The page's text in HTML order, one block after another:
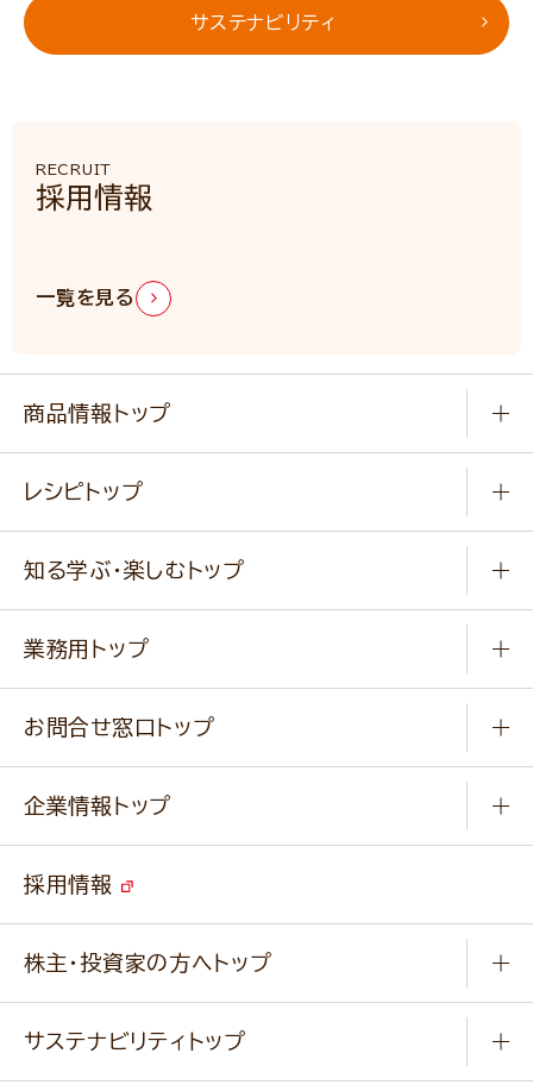
サステナビリティ
採用情報
RECRUIT
一覧を見る
商品情報トップ
健康食品・他
新商品・リニューアル商品
通販サイト一覧
レシピトップ
作り方動画
みなさまのレシピはこちら
知る学ぶ・楽しむトップ
ふっくらパンをつくりましょう
キャンペーン
業務用トップ
ニップンの アマニ 業務用サイト
ベジカフェブランドサイト
お問合せ窓口トップ
改善事例
業務用商品のお問合せ
企業情報トップ
事業紹介
経営理念・経営方針・行動規範・行動指針
ニップンの歴史
採用情報
株主・投資家の方へトップ
サステナビリティトップ